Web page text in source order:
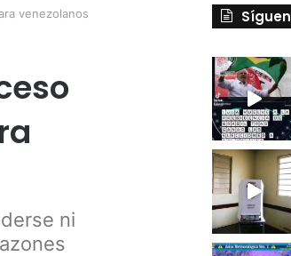
venezolanos
ni